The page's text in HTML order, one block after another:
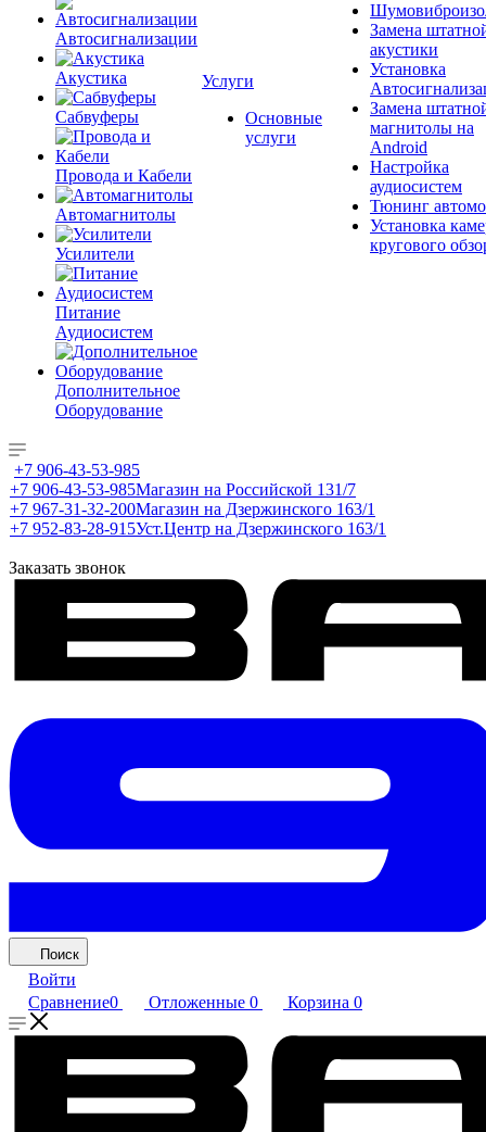
Автосигнализации
Акустика
Сабвуферы
Провода и Кабели
Автомагнитолы
Усилители
Питание
Аудиосистем
Дополнительное
Оборудование
Услуги
Основные
услуги
Замена
акустики
Установка
Замена
магнитолы на
Android
Настройка
аудиосистем
Тюнинг
Установка
кругового
+7 906-43-53-985
+7 906-43-53-985Магазин на Российской 131/7
+7 967-31-32-200Магазин на Дзержинского 163/1
+7 952-83-28-915Уст.Центр на Дзержинского 163/1
Заказать звонок
Поиск
Войти
Сравнение0 Отложенные 0 Корзина 0